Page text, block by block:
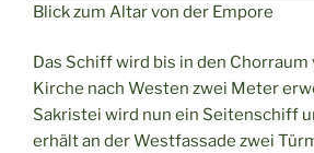
Blick zum Altar von der Empore
Das Schiff wird bis in den
Kirche nach Westen zwei Meter
Sakristei wird nun ein Seitenschiff
erhält an der Westfassade zwei